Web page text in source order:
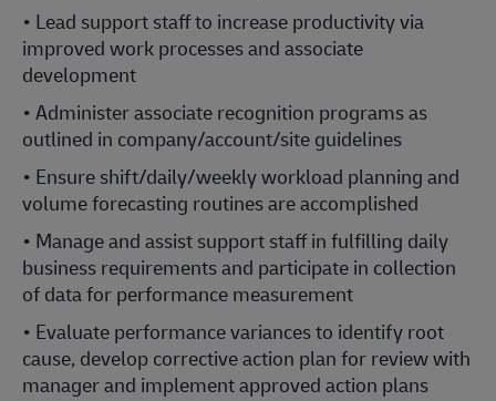
• Lead support staff to increase productivity via
improved work processes and associate
development
• Administer associate recognition programs as
outlined in company/account/site guidelines
• Ensure shift/daily/weekly workload planning and
volume forecasting routines are accomplished
• Manage and assist support staff in fulfilling daily
business requirements and participate in collection
of data for performance measurement
• Evaluate performance variances to identify root
cause, develop corrective action plan for review with
manager and implement approved action plans